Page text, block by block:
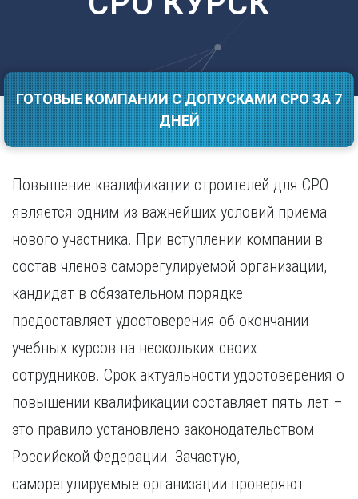
Волгоград
Екатеринбург
И
Иваново
Иркутск
К
Калининград
Калуга
Кемерово
Краснодар
Красноярск
Курск
Л
Липецк
М
Магнитогорск
Саратов
Смоленск
Сочи
Ставрополь
Т
Тверь
Томск
Тула
Тюмень
У
Улан-Удэ
Ульяновск
Уфа
Х
Хабаровск
Ч
Чебоксары
Череповец
ГОТОВЫЕ КОМПАНИИ С ДОПУСКАМИ СРО ЗА 7
ДНЕЙ
Повышение квалификации строителей для СРО
является одним из важнейших условий приема
нового участника. При вступлении компании в
состав членов саморегулируемой организации,
кандидат в обязательном порядке
предоставляет удостоверения об окончании
учебных курсов на нескольких своих
сотрудников. Срок актуальности удостоверения о
повышении квалификации составляет пять лет –
это правило установлено законодательством
Российской Федерации. Зачастую,
саморегулируемые организации проверяют